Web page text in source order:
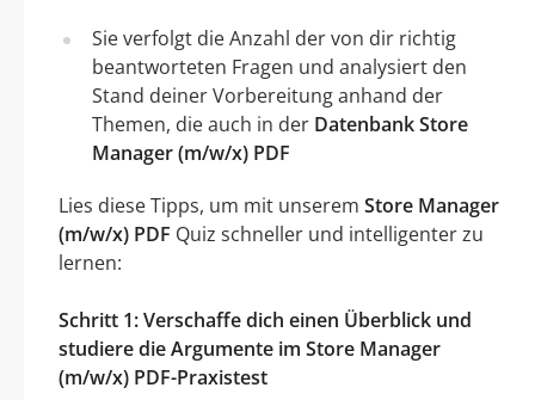
Sie verfolgt die Anzahl der von dir richtig
beantworteten Fragen und analysiert den
Stand deiner Vorbereitung anhand der
Themen, die auch in der Datenbank Store
Manager (m/w/x) PDF
Lies diese Tipps, um mit unserem Store Manager
(m/w/x) PDF Quiz schneller und intelligenter zu
lernen:
Schritt 1: Verschaffe dich einen Überblick und
studiere die Argumente im Store Manager
(m/w/x) PDF-Praxistest